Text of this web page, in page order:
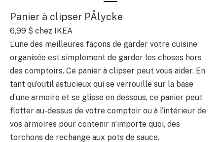
Panier à clipser PÅlycke
6,99 $ chez IKEA
L’une des meilleures façons de garder votre cuisine
organisée est simplement de garder les choses hors
des comptoirs. Ce panier à clipser peut vous aider. En
tant qu’outil astucieux qui se verrouille sur la base
d’une armoire et se glisse en dessous, ce panier peut
flotter au-dessus de votre comptoir ou à l’intérieur de
vos armoires pour contenir n’importe quoi, des
torchons de rechange aux pots de sauce.